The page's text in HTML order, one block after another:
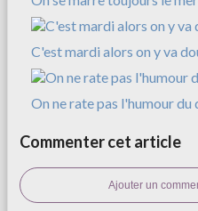
C'est mardi alors on y va
On ne rate pas l'humour du
Commenter cet article
Ajouter un